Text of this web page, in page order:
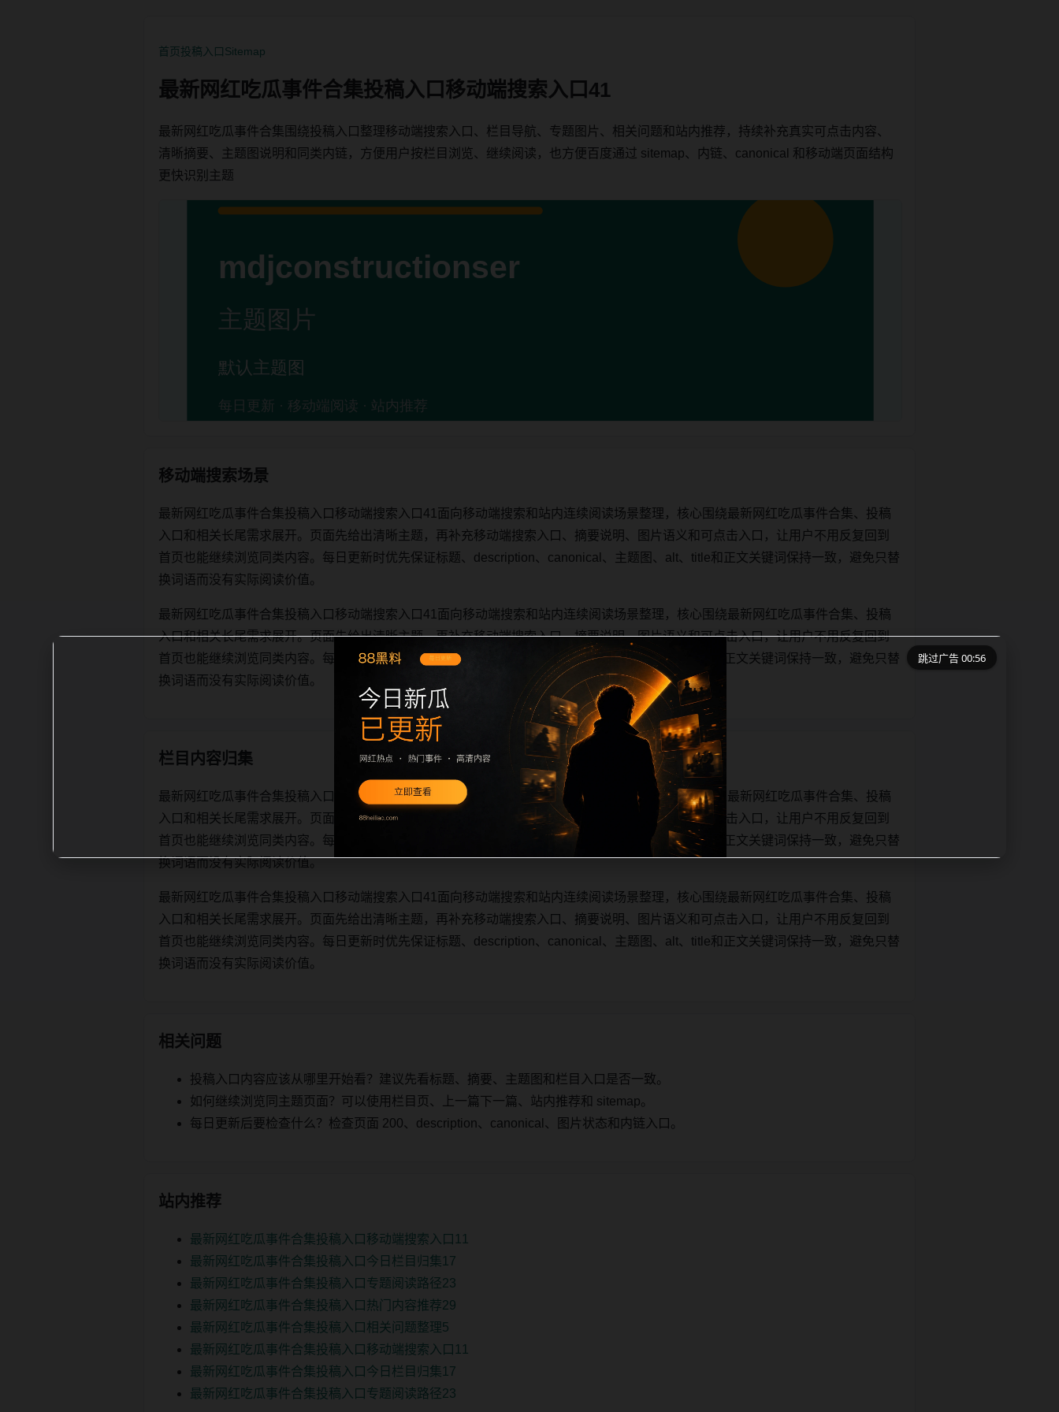
首页投稿入口Sitemap
最新网红吃瓜事件合集投稿入口移动端搜索入口41
最新网红吃瓜事件合集围绕投稿入口整理移动端搜索入口、栏目导航、专题图片、相关问题和站内推荐，持续补充真实可点击内容、
清晰摘要、主题图说明和同类内链，方便用户按栏目浏览、继续阅读，也方便百度通过 sitemap、内链、canonical 和移动端页面结构
更快识别主题
移动端搜索场景
最新网红吃瓜事件合集投稿入口移动端搜索入口41面向移动端搜索和站内连续阅读场景整理，核心围绕最新网红吃瓜事件合集、投稿
入口和相关长尾需求展开。页面先给出清晰主题，再补充移动端搜索入口、摘要说明、图片语义和可点击入口，让用户不用反复回到
首页也能继续浏览同类内容。每日更新时优先保证标题、description、canonical、主题图、alt、title和正文关键词保持一致，避免只替
换词语而没有实际阅读价值。
最新网红吃瓜事件合集投稿入口移动端搜索入口41面向移动端搜索和站内连续阅读场景整理，核心围绕最新网红吃瓜事件合集、投稿
入口和相关长尾需求展开。页面先给出清晰主题，再补充移动端搜索入口、摘要说明、图片语义和可点击入口，让用户不用反复回到
首页也能继续浏览同类内容。每日更新时优先保证标题、description、canonical、主题图、alt、title和正文关键词保持一致，避免只替
换词语而没有实际阅读价值。
栏目内容归集
最新网红吃瓜事件合集投稿入口移动端搜索入口41面向移动端搜索和站内连续阅读场景整理，核心围绕最新网红吃瓜事件合集、投稿
入口和相关长尾需求展开。页面先给出清晰主题，再补充移动端搜索入口、摘要说明、图片语义和可点击入口，让用户不用反复回到
首页也能继续浏览同类内容。每日更新时优先保证标题、description、canonical、主题图、alt、title和正文关键词保持一致，避免只替
换词语而没有实际阅读价值。
最新网红吃瓜事件合集投稿入口移动端搜索入口41面向移动端搜索和站内连续阅读场景整理，核心围绕最新网红吃瓜事件合集、投稿
入口和相关长尾需求展开。页面先给出清晰主题，再补充移动端搜索入口、摘要说明、图片语义和可点击入口，让用户不用反复回到
首页也能继续浏览同类内容。每日更新时优先保证标题、description、canonical、主题图、alt、title和正文关键词保持一致，避免只替
换词语而没有实际阅读价值。
相关问题
投稿入口内容应该从哪里开始看？建议先看标题、摘要、主题图和栏目入口是否一致。
如何继续浏览同主题页面？可以使用栏目页、上一篇下一篇、站内推荐和 sitemap。
每日更新后要检查什么？检查页面 200、description、canonical、图片状态和内链入口。
站内推荐
最新网红吃瓜事件合集投稿入口移动端搜索入口11
最新网红吃瓜事件合集投稿入口今日栏目归集17
最新网红吃瓜事件合集投稿入口专题阅读路径23
最新网红吃瓜事件合集投稿入口热门内容推荐29
最新网红吃瓜事件合集投稿入口相关问题整理5
最新网红吃瓜事件合集投稿入口移动端搜索入口11
最新网红吃瓜事件合集投稿入口今日栏目归集17
最新网红吃瓜事件合集投稿入口专题阅读路径23
跳过广告 00:56